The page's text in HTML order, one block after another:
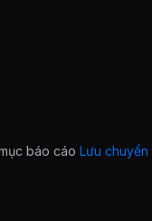
báo cáo Lưu chuyển